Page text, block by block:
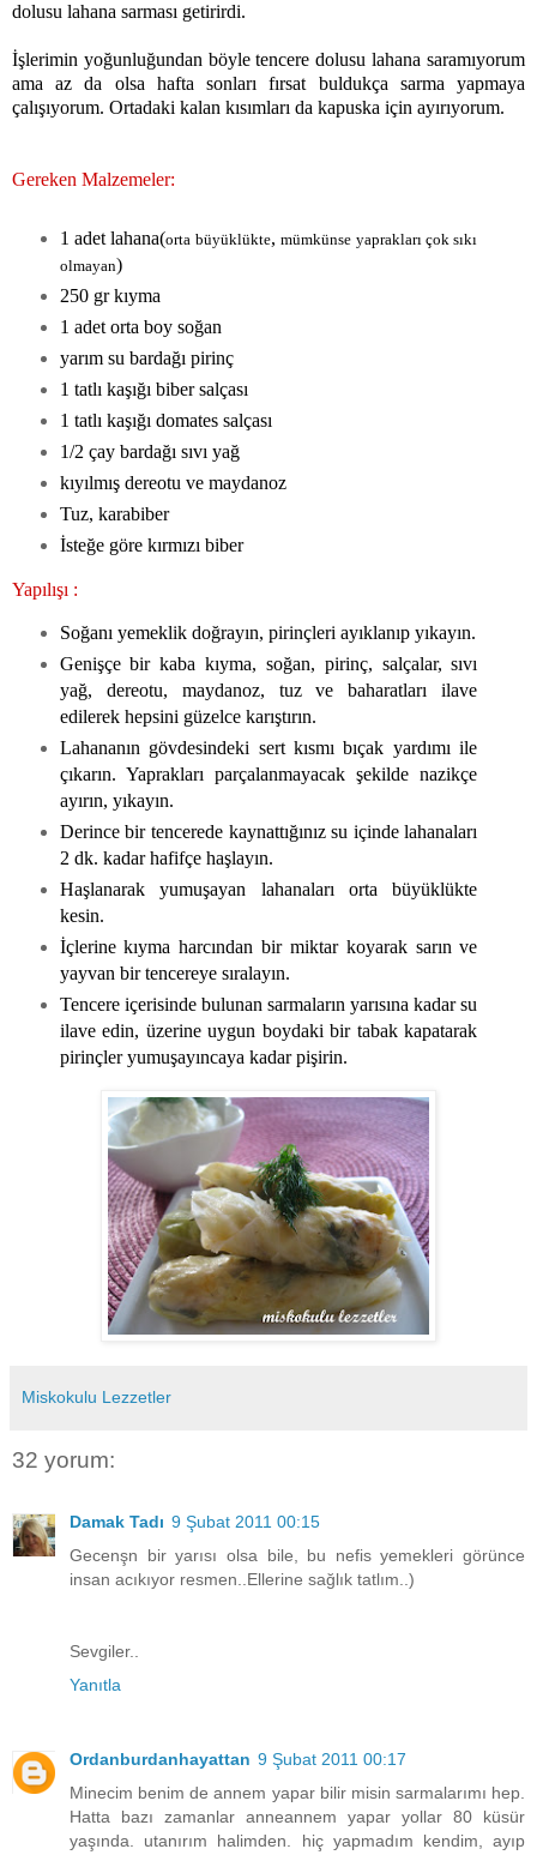
dolusu lahana sarması getirirdi.
İşlerimin yoğunluğundan böyle tencere dolusu lahana saramıyorum
ama az da olsa hafta sonları fırsat buldukça sarma yapmaya
çalışıyorum. Ortadaki kalan kısımları da kapuska için ayırıyorum.
Gereken Malzemeler:
1 adet lahana(orta büyüklükte,mümkünse yaprakları çok sıkı
olmayan)
250 gr kıyma
1 adet orta boy soğan
yarım su bardağı pirinç
1 tatlı kaşığı biber salçası
1 tatlı kaşığı domates salçası
1/2 çay bardağı sıvı yağ
kıyılmış dereotu ve maydanoz
Tuz, karabiber
İsteğe göre kırmızı biber
Yapılışı :
Soğanı yemeklik doğrayın, pirinçleri ayıklanıp yıkayın.
Genişçe bir kaba kıyma, soğan, pirinç, salçalar, sıvı
yağ, dereotu, maydanoz, tuz ve baharatları ilave
edilerek hepsini güzelce karıştırın.
Lahananın gövdesindeki sert kısmı bıçak yardımı ile
çıkarın. Yaprakları parçalanmayacak şekilde nazikçe
ayırın, yıkayın.
Derince bir tencerede kaynattığınız su içinde lahanaları
2 dk. kadar hafifçe haşlayın.
Haşlanarak yumuşayan lahanaları orta büyüklükte
kesin.
İçlerine kıyma harcından bir miktar koyarak sarın ve
yayvan bir tencereye sıralayın.
Tencere içerisinde bulunan sarmaların yarısına kadar su
ilave edin, üzerine uygun boydaki bir tabak kapatarak
pirinçler yumuşayıncaya kadar pişirin.
Miskokulu Lezzetler
32 yorum:
Damak Tadı 9 Şubat 2011 00:15
Gecenşn bir yarısı olsa bile, bu nefis yemekleri görünce
insan acıkıyor resmen..Ellerine sağlık tatlım..)
Sevgiler..
Yanıtla
Ordanburdanhayattan 9 Şubat 2011 00:17
Minecim benim de annem yapar bilir misin sarmalarımı hep.
Hatta bazı zamanlar anneannem yapar yollar 80 küsür
yaşında. utanırım halimden. hiç yapmadım kendim, ayıp